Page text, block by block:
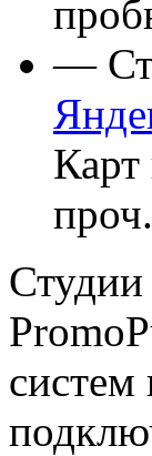
—
проч.
систем